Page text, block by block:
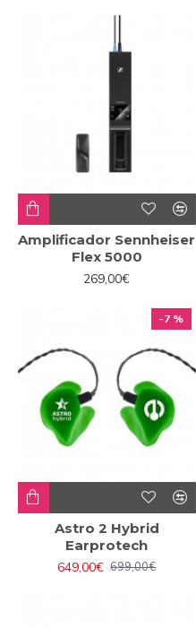
Amplificador Sennheiser
Flex 5000
269,00€
-7 %
Astro 2 Hybrid
Earprotech
649,00€ 699,00€